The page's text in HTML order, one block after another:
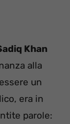
Khan
alla
un
era in
parole: